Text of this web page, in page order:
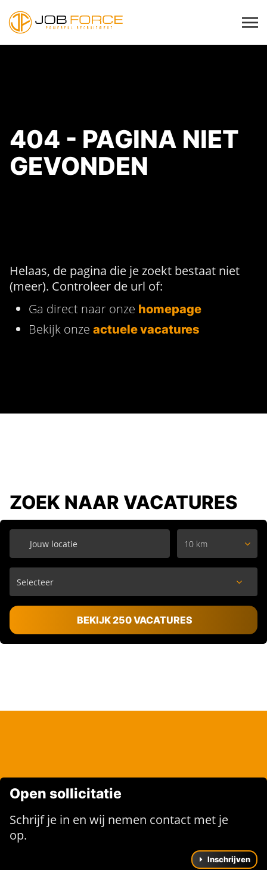
404 - PAGINA NIET
GEVONDEN
Helaas, de pagina die je zoekt bestaat niet
(meer). Controleer de url of:
Ga direct naar onze homepage
Bekijk onze actuele vacatures
ZOEK NAAR VACATURES
10 km
BEKIJK 250 VACATURES
Open sollicitatie
Schrijf je in en wij nemen contact met je
op.
Inschrijven